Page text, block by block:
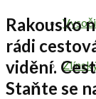
Rakousko
rádi
vidění.
Staňte se